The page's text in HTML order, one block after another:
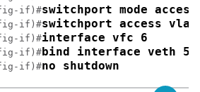
if)#switchport mode access
if)#switchport access vlan
if)#interface vfc 6
if)#bind interface veth 5
if)#no shutdown